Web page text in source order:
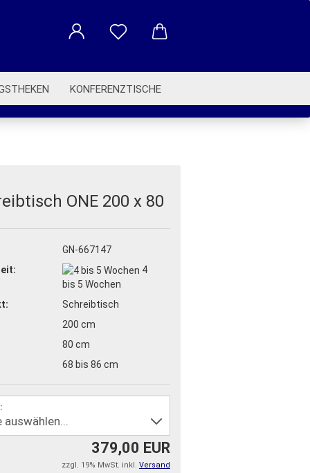
KONFERENZTISCHE
BETRIEBSAUSSTATTUNG
ONE 200 x 80
GN-667147
4
bis 5 Wochen
Schreibtisch
200 cm
80 cm
68 bis 86 cm
379,00 EUR
zzgl. 19% MwSt. inkl. Versand